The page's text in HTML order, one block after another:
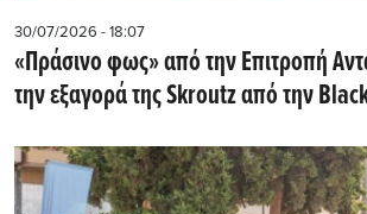
30/07/2026 - 18:07
«Πράσινο φως» από την Επιτροπή
την εξαγορά της Skroutz από την